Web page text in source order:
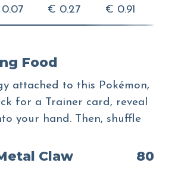
€ 0.27
€ 0.91
Food
attached to this Pokémon,
for a Trainer card, reveal
your hand. Then, shuffle
Claw 80